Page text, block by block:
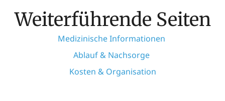
Weiterführende Seiten
Medizinische Informationen
Ablauf & Nachsorge
Kosten & Organisation